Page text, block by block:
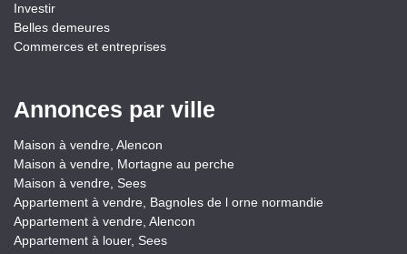
Investir
Belles demeures
Commerces et entreprises
Annonces par ville
Maison à vendre, Alencon
Maison à vendre, Mortagne au perche
Maison à vendre, Sees
Appartement à vendre, Bagnoles de l orne normandie
Appartement à vendre, Alencon
Appartement à louer, Sees